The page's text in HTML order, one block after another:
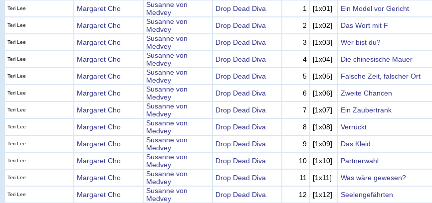
Teri Lee Margaret Cho
Susanne von
Medvey
Drop Dead Diva 1 [1x01] Ein Model vor Gericht
Teri Lee Margaret Cho
Susanne von
Medvey
Drop Dead Diva 2 [1x02] Das Wort mit F
Teri Lee Margaret Cho
Susanne von
Medvey
Drop Dead Diva 3 [1x03] Wer bist du?
Teri Lee Margaret Cho
Susanne von
Medvey
Drop Dead Diva 4 [1x04] Die chinesische Mauer
Teri Lee Margaret Cho
Susanne von
Medvey
Drop Dead Diva 5 [1x05] Falsche Zeit, falscher Ort
Teri Lee Margaret Cho
Susanne von
Medvey
Drop Dead Diva 6 [1x06] Zweite Chancen
Teri Lee Margaret Cho
Susanne von
Medvey
Drop Dead Diva 7 [1x07] Ein Zaubertrank
Teri Lee Margaret Cho
Susanne von
Medvey
Drop Dead Diva 8 [1x08] Verrückt
Teri Lee Margaret Cho
Susanne von
Medvey
Drop Dead Diva 9 [1x09] Das Kleid
Teri Lee Margaret Cho
Susanne von
Medvey
Drop Dead Diva 10 [1x10] Partnerwahl
Teri Lee Margaret Cho
Susanne von
Medvey
Drop Dead Diva 11 [1x11] Was wäre gewesen?
Teri Lee Margaret Cho
Susanne von
Medvey
Drop Dead Diva 12 [1x12] Seelengefährten